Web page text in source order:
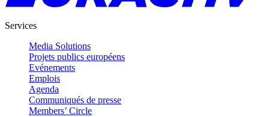
Services
Media Solutions
Projets publics européens
Evénements
Emplois
Agenda
Communiqués de presse
Members’ Circle